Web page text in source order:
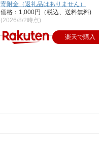
寄附金（返礼品はありません）
価格：1,000円（税込、送料無料)
(2026/8/2時点)
楽天で購入